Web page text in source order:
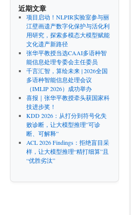
近期文章
项目启动！NLPIR实验室参与丽
江壁画遗产数字化保护与活化利
用研究，探索多模态大模型赋能
文化遗产新路径
张华平教授当选CAAI多语种智
能信息处理专委会主任委员
千言汇智，算绘未来 | 2026全国
多语种智能信息处理会议
（IMLIP 2026）成功举办
喜报｜张华平教授牵头获国家科
技进步奖！
KDD 2026：从打分到符号化失
败诊断，让大模型推理”可诊
断、可解释”
ACL 2026 Findings：拒绝盲目采
样，让大模型推理“精打细算”且
“优胜劣汰”